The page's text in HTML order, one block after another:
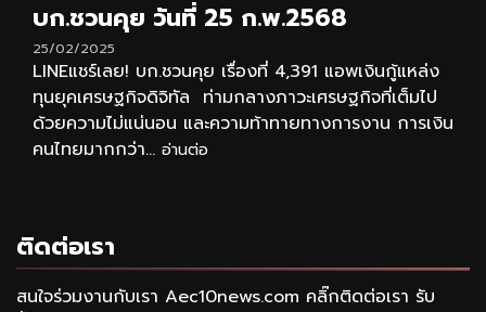
บก.ชวนคุย วันที่ 25 ก.พ.2568
25/02/2025
LINEแชร์เลย! บก.ชวนคุย เรื่องที่ 4,391 แอพเงินกู้แหล่ง
ทุนยุคเศรษฐกิจดิจิทัล ท่ามกลางภาวะเศรษฐกิจที่เต็มไป
ด้วยความไม่แน่นอน และความท้าทายทางการงาน การเงิน
คนไทยมากกว่า... อ่านต่อ
ติดต่อเรา
สนใจร่วมงานกับเรา Aec10news.com คลิ๊กติดต่อเรา รับ